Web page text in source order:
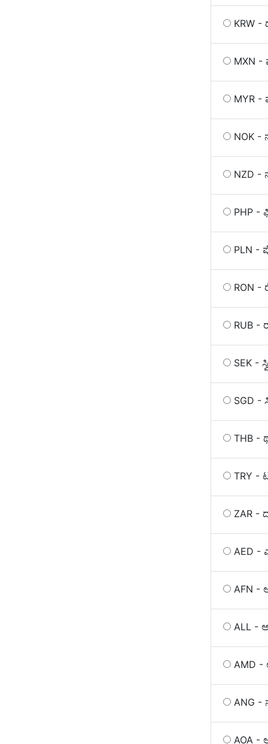
KRW
MXN -
MYR
NOK
NZD -
PHP -
PLN -
RON
RUB -
SEK -
SGD -
THB -
TRY -
ZAR -
AED -
AFN -
ALL -
AMD
ANG
AOA -